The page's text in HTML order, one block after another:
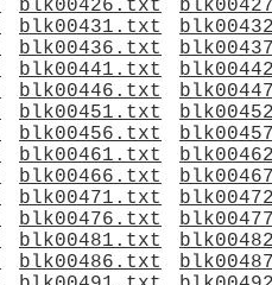
blk00426.txt
blk00431.txt
blk00436.txt
blk00441.txt
blk00446.txt
blk00451.txt
blk00456.txt
blk00461.txt
blk00466.txt
blk00471.txt
blk00476.txt
blk00481.txt
blk00486.txt